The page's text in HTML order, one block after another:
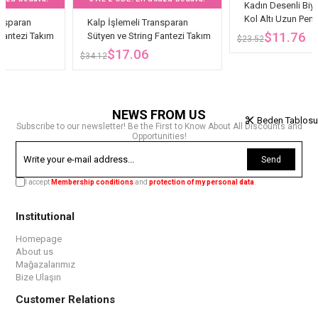
Kalp İşlemeli Transparan
Sütyen ve String Fantezi Takım
$17.06
Kadın Desenli Biye Yakalı
Kol Altı Uzun Penye Anne
Pijama Takım
$11.76
$23.52
NEWS FROM US
Subscribe to our newsletter! Be the First to Know About All Discounts and
Opportunities!
Send
I accept Membership conditionsandprotection of my personal data
Institutional
Homepage
About us
Mağazalarımız
Bize Ulaşın
Customer Relations
Beden Tablosu